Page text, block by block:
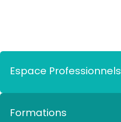
Espace Professionnels
Formations